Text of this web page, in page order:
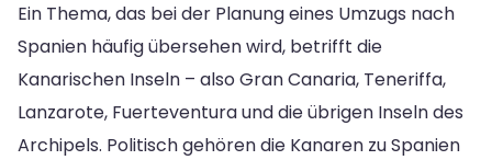
Ein Thema, das bei der Planung eines Umzugs nach
Spanien häufig übersehen wird, betrifft die
Kanarischen Inseln – also Gran Canaria, Teneriffa,
Lanzarote, Fuerteventura und die übrigen Inseln des
Archipels. Politisch gehören die Kanaren zu Spanien